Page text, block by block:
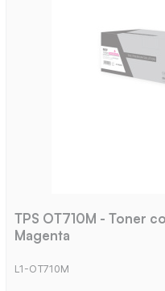
TPS OT710M - Toner
Magenta
L1-OT710M